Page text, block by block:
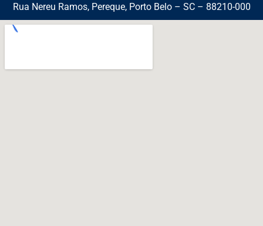
Rua Nereu Ramos, Pereque, Porto Belo – SC – 88210-000